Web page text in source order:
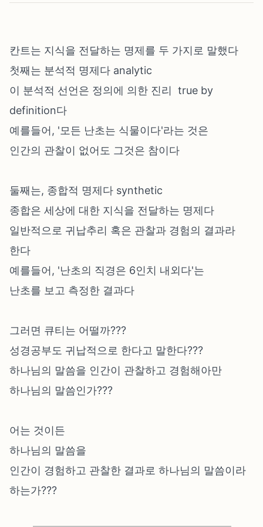
칸트는 지식을 전달하는 명제를 두 가지로 말했다
첫째는 분석적 명제다 analytic
이 분석적 선언은 정의에 의한 진리 true by
definition다
예를들어, '모든 난초는 식물이다'라는 것은
인간의 관찰이 없어도 그것은 참이다
둘째는, 종합적 명제다 synthetic
종합은 세상에 대한 지식을 전달하는 명제다
일반적으로 귀납추리 혹은 관찰과 경험의 결과라
한다
예를들어, '난초의 직경은 6인치 내외다'는
난초를 보고 측정한 결과다
그러면 큐티는 어떨까???
성경공부도 귀납적으로 한다고 말한다???
하나님의 말씀을 인간이 관찰하고 경험해아만
하나님의 말씀인가???
어는 것이든
하나님의 말씀을
인간이 경험하고 관찰한 결과로 하나님의 말씀이라
하는가???